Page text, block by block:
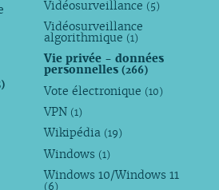
Vidéosurveillance (5)
Vidéosurveillance
algorithmique (1)
Vie privée - données
personnelles(266)
Vote électronique (10)
VPN (1)
Wikipédia (19)
Windows (1)
Windows 10/Windows 11
(6)